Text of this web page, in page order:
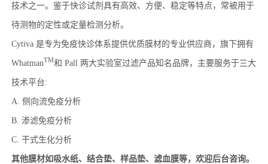
技术之一。鉴于快诊试剂具有高效、方便、稳定等特点，常被用于
待测物的定性或定量检测分析。
Cytiva 是专为免疫快诊体系提供优质膜材的专业供应商，旗下拥有
WhatmanTM和 Pall 两大实验室过滤产品知名品牌，主要服务于三大
技术平台:
A. 侧向流免疫分析
B. 渗滤免疫分析
C. 干式生化分析
其他膜材如吸水纸、结合垫、样品垫、滤血膜等，欢迎后台咨询。